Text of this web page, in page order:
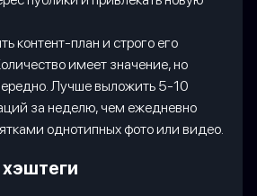
контент-план и строго его
имеет значение, но
Лучше выложить 5-10
за неделю, чем ежедневно
однотипных фото или видео.